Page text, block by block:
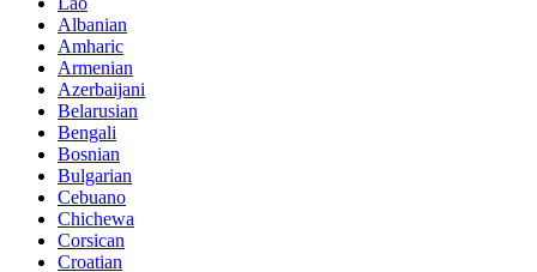
Albanian
Amharic
Armenian
Azerbaijani
Belarusian
Bengali
Bosnian
Bulgarian
Cebuano
Chichewa
Corsican
Croatian